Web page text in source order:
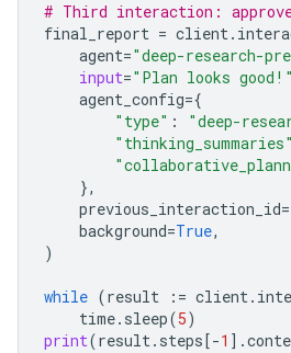
# Third interaction:
final_report = client.
agent="deep-research-
input="Plan looks good!"
agent_config={
"type" : "deep-
"thinking_summaries"
},
previous_interaction_id=
background=True,
)
while (result := client.
time. sleep(5)
print(result. steps[-1 ] .